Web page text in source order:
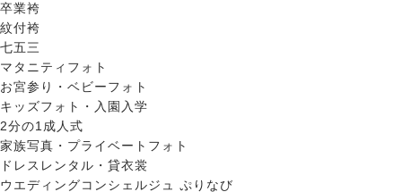
卒業袴
紋付袴
七五三
マタニティフォト
お宮参り・ベビーフォト
キッズフォト・入園入学
2分の1成人式
家族写真・プライベートフォト
ドレスレンタル・貸衣裳
ウエディングコンシェルジュ ぷりなび